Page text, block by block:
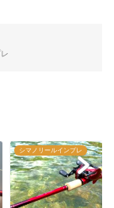
シマノリールインプレ